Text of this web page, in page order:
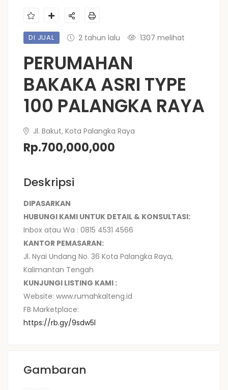
DI JUAL 2 tahun lalu 1307 melihat
PERUMAHAN
BAKAKA ASRI TYPE
100 PALANGKA RAYA
Jl. Bakut, Kota Palangka Raya
Rp.700,000,000
Deskripsi
DIPASARKAN
HUBUNGI KAMI UNTUK DETAIL & KONSULTASI:
Inbox atau Wa : 0815 4531 4566
KANTOR PEMASARAN:
Jl. Nyai Undang No. 36 Kota Palangka Raya,
Kalimantan Tengah
KUNJUNGI LISTING KAMI :
Website: www.rumahkalteng.id
FB Marketplace:
https://rb.gy/9sdw5l
Gambaran